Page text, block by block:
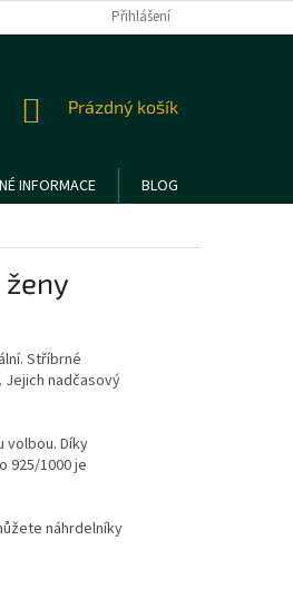
REKLAMACE A VRÁCENÍ ZBOŽÍ
Přihlášení
NÁKUPNÍ
Prázdný košík
INFORMACE
BLOG
Stříbrné
nadčasový
volbou. Díky
925/1000 je
náhrdelníky